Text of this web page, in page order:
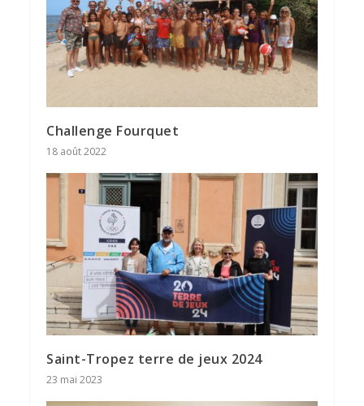
Challenge Fourquet
18 août 2022
Saint-Tropez terre de jeux 2024
23 mai 2023